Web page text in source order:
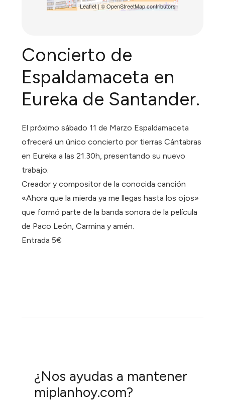
Leaflet| ©OpenStreetMapcontributors
Concierto de
Espaldamaceta en
Eureka de Santander.
El próximo sábado 11 de Marzo Espaldamaceta
ofrecerá un único concierto por tierras Cántabras
en Eureka a las 21.30h, presentando su nuevo
trabajo.
Creador y compositor de la conocida canción
«Ahora que la mierda ya me llegas hasta los ojos»
que formó parte de la banda sonora de la película
de Paco León, Carmina y amén.
Entrada 5€
¿Nos ayudas a mantener
miplanhoy.com?